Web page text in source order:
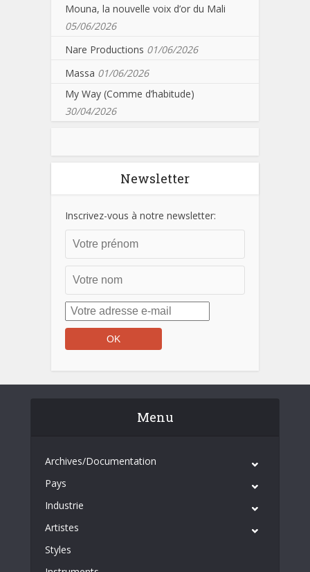
Mouna, la nouvelle voix d’or du Mali
05/06/2026
Nare Productions 01/06/2026
Massa 01/06/2026
My Way (Comme d’habitude)
30/04/2026
Newsletter
Inscrivez-vous à notre newsletter:
Menu
Archives/Documentation
Pays
Industrie
Artistes
Styles